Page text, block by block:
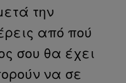
την
από πού
σου θα έχει
να σε